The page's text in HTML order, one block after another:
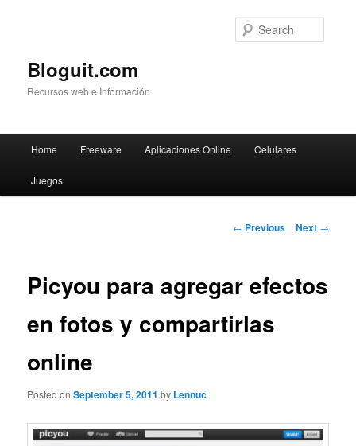
Bloguit.com
Recursos web e Información
Skip
to
Home Freeware Aplicaciones Online Celulares
Juegos
Post
← Previous Next →
Picyou para agregar efectos
en fotos y compartirlas
online
Posted onSeptember 5, 2011 by Lennuc